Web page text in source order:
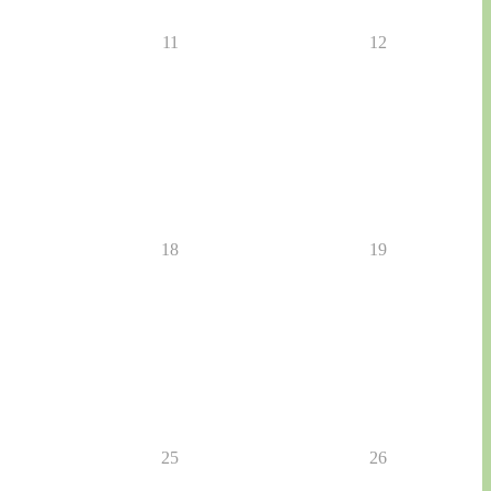
11 12
18 19
25 26